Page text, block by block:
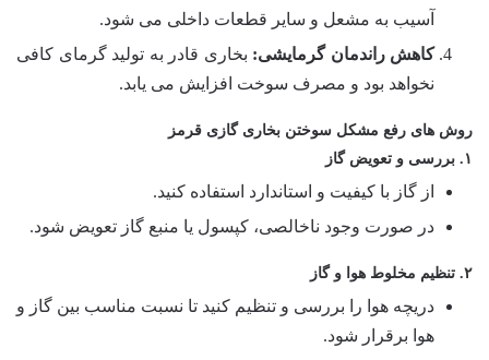
آسیب به مشعل و سایر قطعات داخلی می شود.
کاهش راندمان گرمایشی: بخاری قادر به تولید گرمای کافی
نخواهد بود و مصرف سوخت افزایش می یابد.
روش های رفع مشکل سوختن بخاری گازی قرمز
۱. بررسی و تعویض گاز
از گاز با کیفیت و استاندارد استفاده کنید.
در صورت وجود ناخالصی، کپسول یا منبع گاز تعویض شود.
۲. تنظیم مخلوط هوا و گاز
دریچه هوا را بررسی و تنظیم کنید تا نسبت مناسب بین گاز و
هوا برقرار شود.